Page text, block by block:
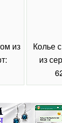
из
Колье
из